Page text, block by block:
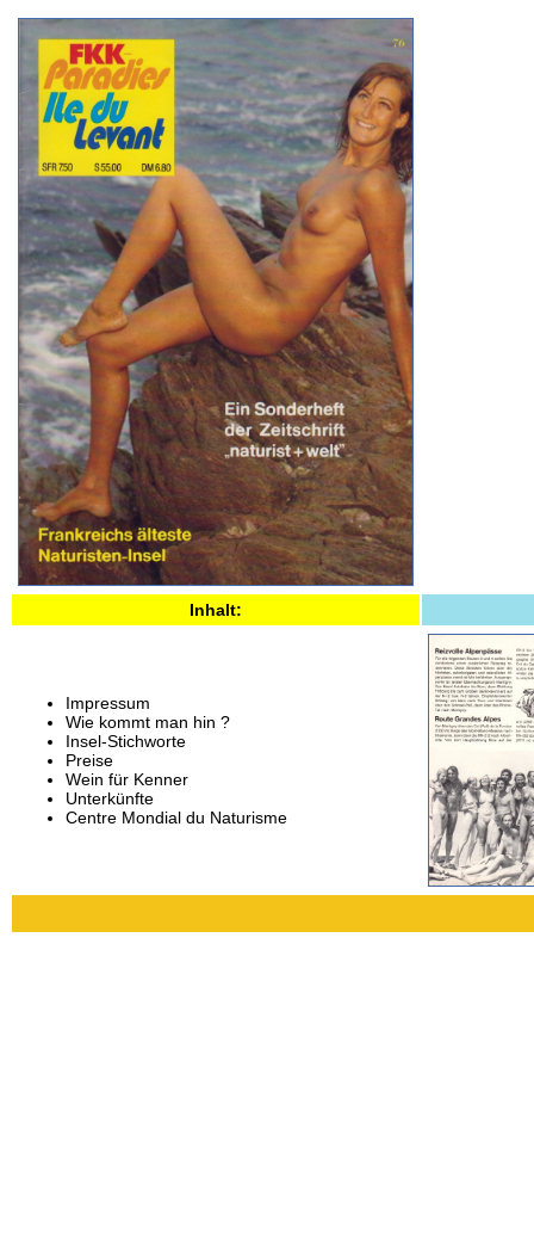
Inhalt:
Impressum
Wie kommt man hin ?
Insel-Stichworte
Preise
Wein für Kenner
Unterkünfte
Centre Mondial du Naturisme